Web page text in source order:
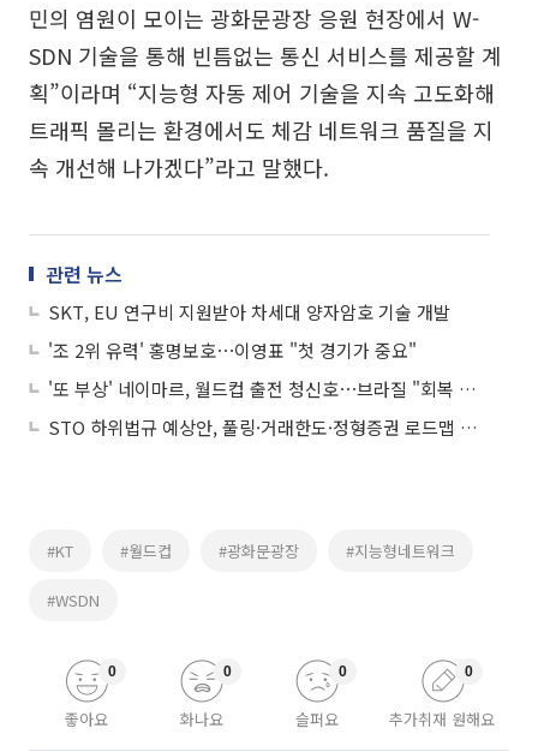
민의 염원이 모이는 광화문광장 응원 현장에서 W-
SDN 기술을 통해 빈틈없는 통신 서비스를 제공할 계
획”이라며 “지능형 자동 제어 기술을 지속 고도화해
트래픽 몰리는 환경에서도 체감 네트워크 품질을 지
속 개선해 나가겠다”라고 말했다.
관련 뉴스
SKT, EU 연구비 지원받아 차세대 양자암호 기술 개발
'조 2위 유력' 홍명보호⋯이영표 "첫 경기가 중요"
'또 부상' 네이마르, 월드컵 출전 청신호⋯브라질 "회복 순조"
STO 하위법규 예상안, 풀링·거래한도·정형증권 로드맵 제시
#KT #월드컵 #광화문광장 #지능형네트워크
#WSDN
좋아요
0
화나요
0
슬퍼요
0
추가취재 원해요
0